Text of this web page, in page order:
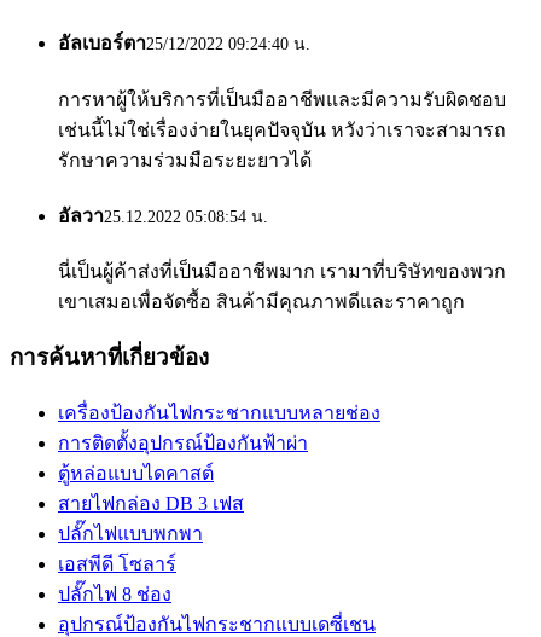
อัลเบอร์ตา25/12/2022 09:24:40 น.
การหาผู้ให้บริการที่เป็นมืออาชีพและมีความรับผิดชอบ
เช่นนี้ไม่ใช่เรื่องง่ายในยุคปัจจุบัน หวังว่าเราจะสามารถ
รักษาความร่วมมือระยะยาวได้
อัลวา25.12.2022 05:08:54 น.
นี่เป็นผู้ค้าส่งที่เป็นมืออาชีพมาก เรามาที่บริษัทของพวก
เขาเสมอเพื่อจัดซื้อ สินค้ามีคุณภาพดีและราคาถูก
การค้นหาที่เกี่ยวข้อง
เครื่องป้องกันไฟกระชากแบบหลายช่อง
การติดตั้งอุปกรณ์ป้องกันฟ้าผ่า
ตู้หล่อแบบไดคาสต์
สายไฟกล่อง DB 3 เฟส
ปลั๊กไฟแบบพกพา
เอสพีดี โซลาร์
ปลั๊กไฟ 8 ช่อง
อุปกรณ์ป้องกันไฟกระชากแบบเดซี่เชน